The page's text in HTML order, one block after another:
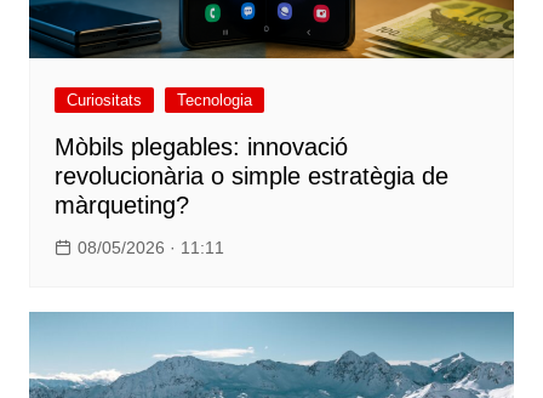
Curiositats Tecnologia
Mòbils plegables: innovació
revolucionària o simple estratègia de
màrqueting?
08/05/2026 · 11:11